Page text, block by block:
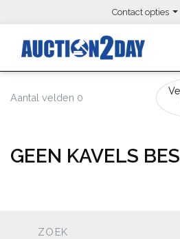
Contact opties
Aantal velden 0
GEEN KAVELS
ZOEK